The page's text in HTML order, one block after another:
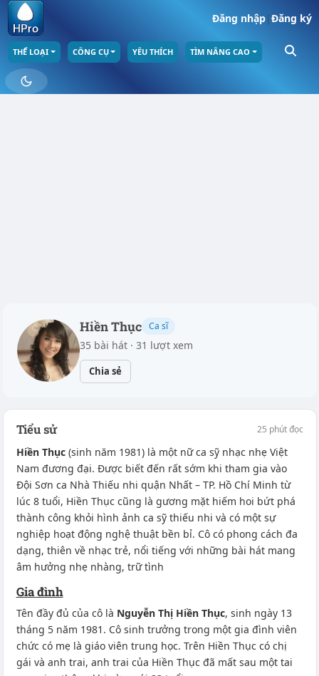
Đăng nhập|Đăng ký
THỂ LOẠI CÔNG CỤ YÊU THÍCH TÌM NÂNG CAO
Hiền Thục Ca sĩ
35 bài hát · 31 lượt xem
Chia sẻ
Tiểu sử 25 phút đọc
Hiền Thục(sinh năm 1981) là một nữ ca sỹ nhạc nhẹ Việt
Nam đương đại. Được biết đến rất sớm khi tham gia vào
Đội Sơn ca Nhà Thiếu nhi quận Nhất – TP. Hồ Chí Minh từ
lúc 8 tuổi, Hiền Thục cũng là gương mặt hiếm hoi bứt phá
thành công khỏi hình ảnh ca sỹ thiếu nhi và có một sự
nghiệp hoạt động nghệ thuật bền bỉ. Cô có phong cách đa
dạng, thiên về nhạc trẻ, nổi tiếng với những bài hát mang
âm hưởng nhẹ nhàng, trữ tình
Gia đình
Tên đầy đủ của cô là Nguyễn Thị Hiền Thục, sinh ngày 13
tháng 5 năm 1981. Cô sinh trưởng trong một gia đình viên
chức có mẹ là giáo viên trung học. Trên Hiền Thục có chị
gái và anh trai, anh trai của Hiền Thục đã mất sau một tai